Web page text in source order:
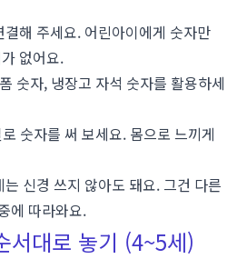
해 주세요. 어린아이에게 숫자만
없어요.
숫자, 냉장고 자석 숫자를 활용하세
숫자를 써 보세요. 몸으로 느끼게
신경 쓰지 않아도 돼요. 그건 다른
에 따라와요.
서대로 놓기 (4~5세)